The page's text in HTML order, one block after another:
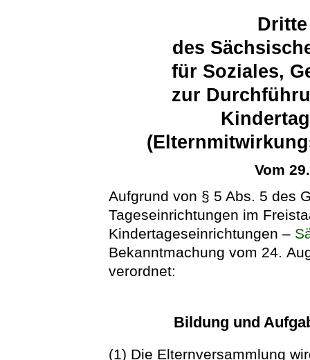
des
für Soziales,
zur
Vom
Aufgrund von § 5 Abs. 5 des
Tageseinrichtungen im
Kindertageseinrichtungen –
Bekanntmachung vom 24.
verordnet:
Bildung und
(1) Die Elternversammlung